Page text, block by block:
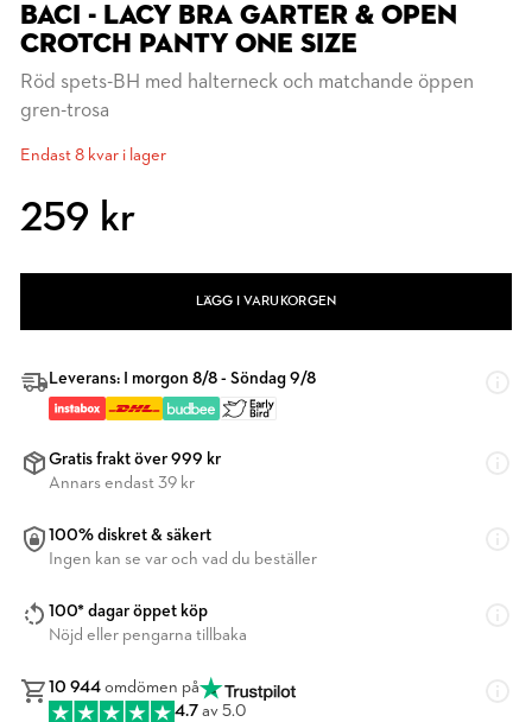
BACI - LACY BRA GARTER & OPEN
CROTCH PANTY ONE SIZE
Röd spets-BH med halterneck och matchande öppen
gren-trosa
Endast 8 kvar i lager
259 kr
LÄGG I VARUKORGEN
Leverans: I morgon 8/8 - Söndag 9/8
Gratis frakt över 999 kr
Annars endast 39 kr
100% diskret & säkert
Ingen kan se var och vad du beställer
100* dagar öppet köp
Nöjd eller pengarna tillbaka
10 944 omdömen på
4.7 av 5.0